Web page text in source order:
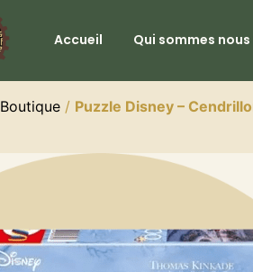
Accueil Qui sommes nous
Boutique / Puzzle Disney –